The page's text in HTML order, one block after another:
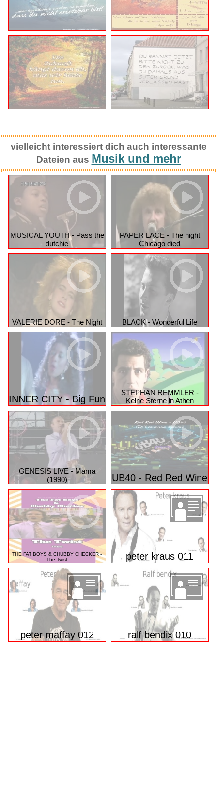
vielleicht interessiert dich auch interessante
Dateien aus Musik und mehr
MUSICAL YOUTH - Pass the
dutchie
PAPER LACE - The night
Chicago died
VALERIE DORE - The Night BLACK - Wonderful Life
INNER CITY - Big Fun
STEPHAN REMMLER -
Keine Sterne in Athen
GENESIS LIVE - Mama
(1990)
UB40 - Red Red Wine
THE FAT BOYS & CHUBBY CHECKER -
The Twist
peter kraus 011
peter maffay 012 ralf bendix 010